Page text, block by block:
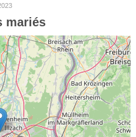
mariés